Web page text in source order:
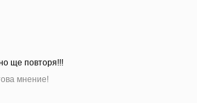
ще повторя!!!
мнение!